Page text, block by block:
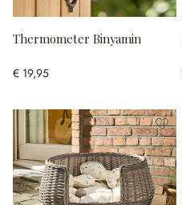
Thermometer Binyamin
€ 19,95